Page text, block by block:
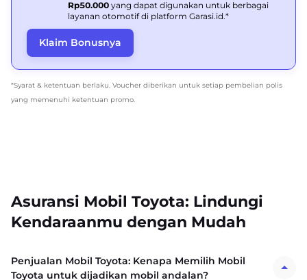
Rp50.000 yang dapat digunakan untuk berbagai
layanan otomotif di platform Garasi.id.*
Klaim Bonusnya
*Syarat & ketentuan berlaku. Voucher diberikan untuk setiap pembelian polis
yang memenuhi ketentuan promo.
Asuransi Mobil Toyota: Lindungi
Kendaraanmu dengan Mudah
Penjualan Mobil Toyota: Kenapa Memilih Mobil
Toyota untuk dijadikan mobil andalan?